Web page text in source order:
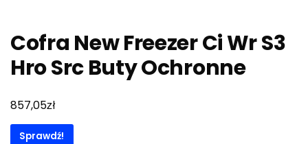
Cofra New Freezer Ci Wr S3
Hro Src Buty Ochronne
857,05zł
Sprawdź!